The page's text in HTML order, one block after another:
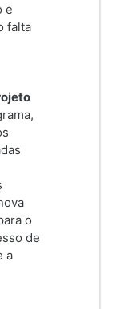
e
falta
o
de
a